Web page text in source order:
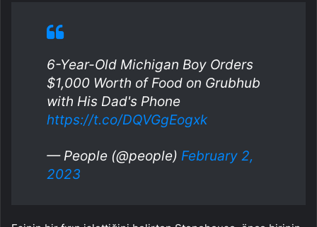
6-Year-Old Michigan Boy Orders
$1,000 Worth of Food on Grubhub
with His Dad's Phone
https://t.co/DQVGgEogxk
— People (@people) February 2,
2023